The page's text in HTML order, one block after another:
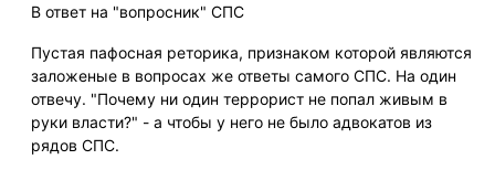
В ответ на "вопросник" СПС
Пустая пафосная реторика, признаком которой являются
заложеные в вопросах же ответы самого СПС. На один
отвечу. "Почему ни один террорист не попал живым в
руки власти?" - а чтобы у него не было адвокатов из
рядов СПС.